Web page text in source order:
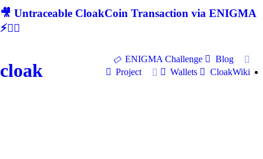
🎥 Untraceable CloakCoin Transaction via ENIGMA
⚡🕵‍♂
cloak
ENIGMA Challenge
Blog
Project
Wallets CloakWiki